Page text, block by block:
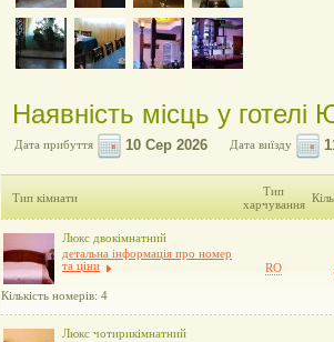
Наявність місць у
Дата прибуття Дата виїзду
Тип кімнати
Тип
харчування
Люкс двокімнатний
детальна інформація про номер
та ціни
Кількість номерів: 4
RO
Люкс чотирикімнатний